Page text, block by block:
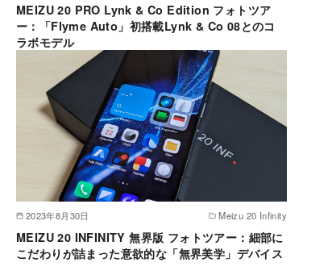
MEIZU 20 PRO Lynk & Co Edition フォトツア
ー：「Flyme Auto」初搭載Lynk & Co 08とのコ
ラボモデル
2023年8月30日 Meizu 20 Infinity
MEIZU 20 INFINITY 無界版 フォトツアー：細部に
こだわりが詰まった意欲的な「無界美学」デバイス